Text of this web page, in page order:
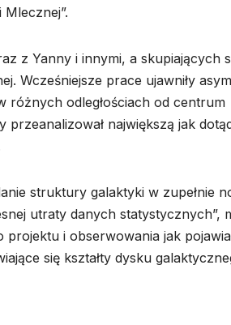
z Yanny i innymi, a skupiających
Wcześniejsze prace ujawniły
różnych odległościach od centrum
największą jak
struktury galaktyki w zupełnie
utraty danych statystycznych”,
i obserwowania jak
się kształty dysku